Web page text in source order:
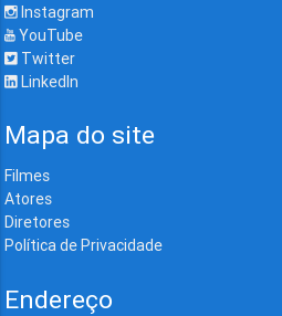
Instagram
YouTube
Twitter
LinkedIn
Mapa do site
Filmes
Atores
Diretores
Política de Privacidade
Endereço